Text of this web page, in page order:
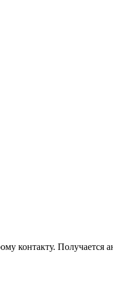
контакту. Получается